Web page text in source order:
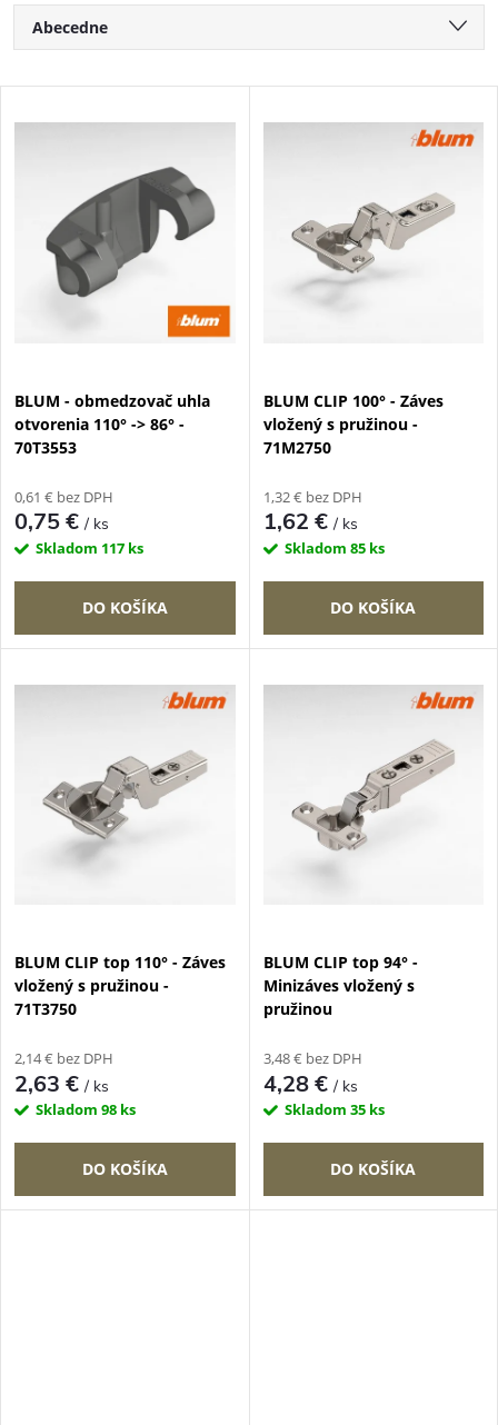
R
a
d
p
o
d
u
k
Abecedne
V
p
r
o
d
k
BLUM - obmedzovač uhla
otvorenia 110° -> 86° -
70T3553
0,61 € bez DPH
0,75 €/ ks
Skladom 117 ks
DO KOŠÍKA
BLUM CLIP 100° - Záves
vložený s pružinou -
71M2750
1,32 € bez DPH
1,62 €/ ks
Skladom 85 ks
DO KOŠÍKA
BLUM CLIP top 110° - Záves
vložený s pružinou -
71T3750
2,14 € bez DPH
2,63 €/ ks
Skladom 98 ks
DO KOŠÍKA
BLUM CLIP top 94° -
Minizáves vložený s
pružinou
3,48 € bez DPH
4,28 €/ ks
Skladom 35 ks
DO KOŠÍKA